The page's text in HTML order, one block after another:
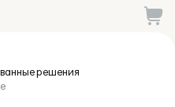
решения